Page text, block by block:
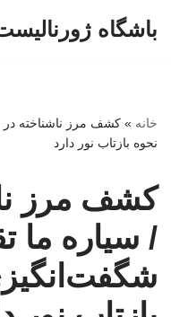
باشگاه
خانه » کشف مرز ناشناخته در
نحوه بازتاب نور دارد
کشف مرز
/ سیاره ما